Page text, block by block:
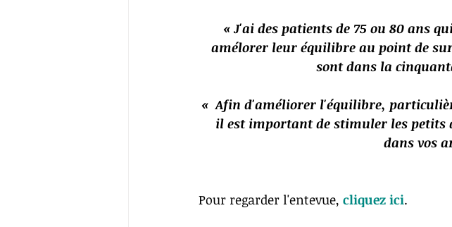
« J'ai des patients de 75 ou 80 ans
amélorer leur équilibre au point de
sont dans la
«  Afin d'améliorer l'équilibre,
il est important de stimuler les petits
dans vos
Pour regarder l'entevue, cliquez ici.